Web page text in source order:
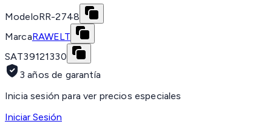
ModeloRR-2748
MarcaRAWELT
SAT39121330
3 años de garantía
Inicia sesión para ver precios especiales
Iniciar Sesión